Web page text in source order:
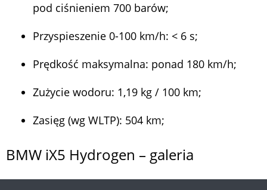
pod ciśnieniem 700 barów;
Przyspieszenie 0-100 km/h: < 6 s;
Prędkość maksymalna: ponad 180 km/h;
Zużycie wodoru: 1,19 kg / 100 km;
Zasięg (wg WLTP): 504 km;
BMW iX5 Hydrogen – galeria